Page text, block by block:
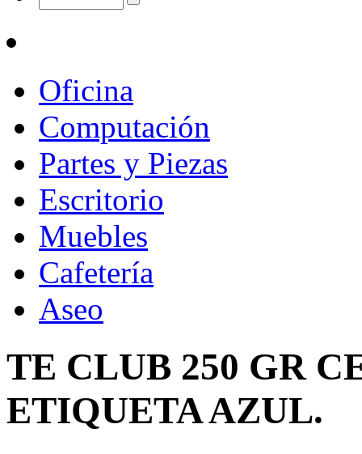
Oficina
Computación
Partes y Piezas
Escritorio
Muebles
Cafetería
Aseo
TE CLUB 250 GR
ETIQUETA AZUL.